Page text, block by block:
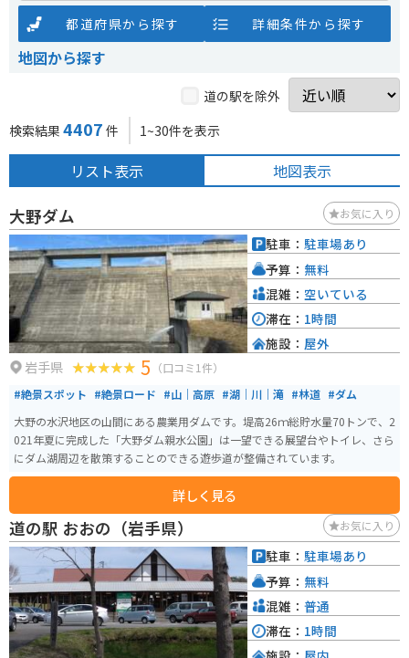
都道府県から探す 詳細条件から探す
地図から探す
道の駅を除外
検索結果 4407 件 1~30件を表示
リスト表示 地図表示
大野ダム お気に入り
岩手県 5 （口コミ1件）
#絶景スポット #絶景ロード #山｜高原 #湖｜川｜滝 #林道 #ダム
大野の水沢地区の山間にある農業用ダムです。堤高26ｍ総貯水量70トンで、2
021年夏に完成した「大野ダム親水公園」は一望できる展望台やトイレ、さら
にダム湖周辺を散策することのできる遊歩道が整備されています。
詳しく見る
駐車： 駐車場あり
予算： 無料
混雑： 空いている
滞在： 1時間
施設： 屋外
道の駅 おおの（岩手県） お気に入り
駐車： 駐車場あり
予算： 無料
混雑： 普通
滞在： 1時間